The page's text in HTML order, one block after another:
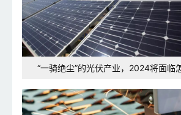
“一骑绝尘”的光伏产业，2024将面临